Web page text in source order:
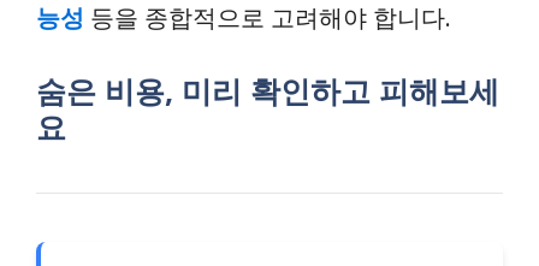
능성 등을 종합적으로 고려해야 합니다.
숨은 비용, 미리 확인하고 피해보세
요